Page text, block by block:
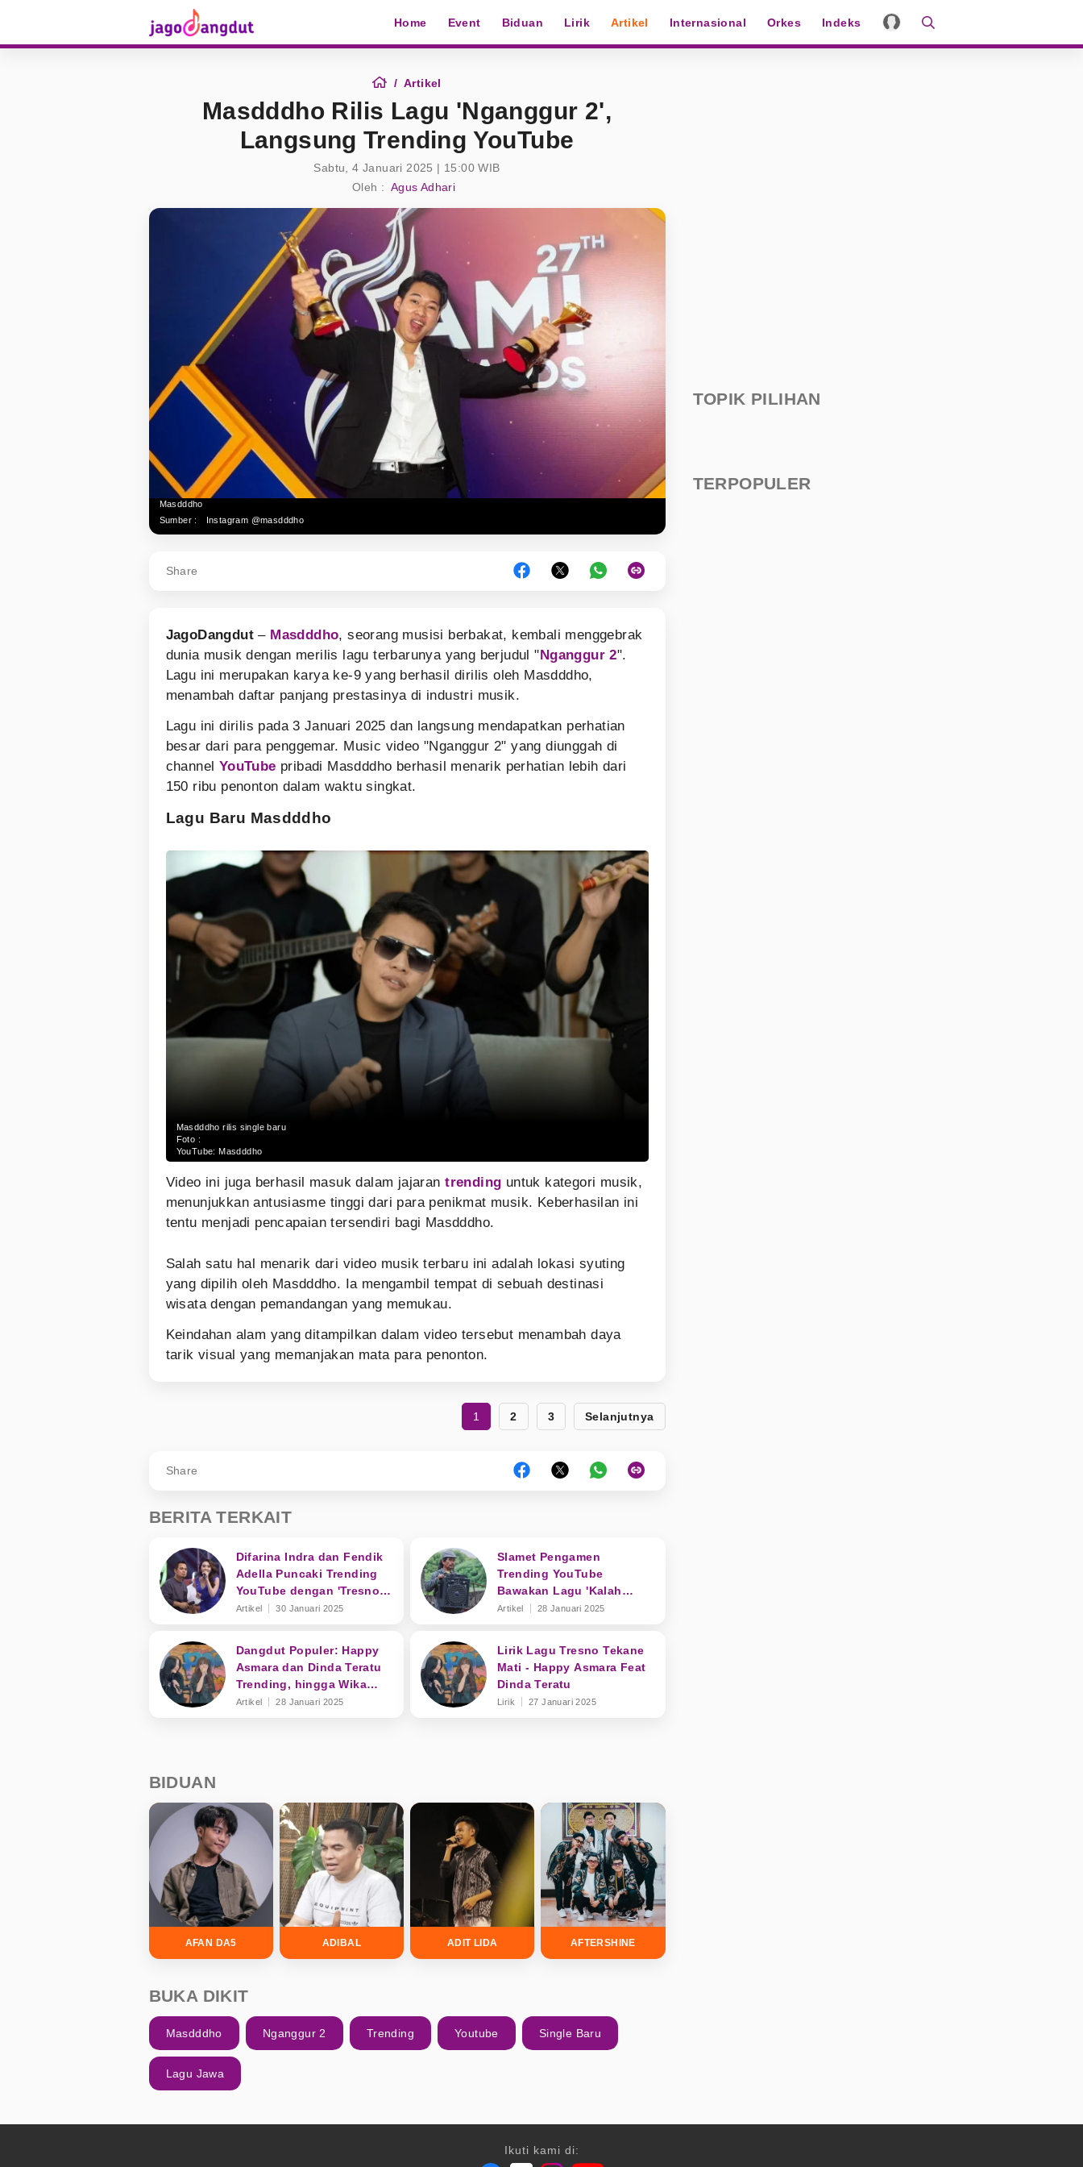
Home Event Biduan Lirik Artikel Internasional Orkes Indeks
Artikel
Masdddho Rilis Lagu 'Nganggur 2',
Langsung Trending YouTube
Sabtu, 4 Januari 2025 | 15:00 WIB
Oleh : Agus Adhari
Masdddho
Sumber :
Instagram @masdddho
Share
JagoDangdut– Masdddho, seorang musisi berbakat, kembali menggebrak
dunia musik dengan merilis lagu terbarunya yang berjudul "Nganggur 2".
Lagu ini merupakan karya ke-9 yang berhasil dirilis oleh Masdddho,
menambah daftar panjang prestasinya di industri musik.
Lagu ini dirilis pada 3 Januari 2025 dan langsung mendapatkan perhatian
besar dari para penggemar. Music video "Nganggur 2" yang diunggah di
channel YouTube pribadi Masdddho berhasil menarik perhatian lebih dari
150 ribu penonton dalam waktu singkat.
Lagu Baru Masdddho
Masdddho rilis single baru
Foto :
YouTube: Masdddho
Video ini juga berhasil masuk dalam jajarantrending untuk kategori musik,
menunjukkan antusiasme tinggi dari para penikmat musik. Keberhasilan ini
tentu menjadi pencapaian tersendiri bagi Masdddho.
Salah satu hal menarik dari video musik terbaru ini adalah lokasi syuting
yang dipilih oleh Masdddho. Ia mengambil tempat di sebuah destinasi
wisata dengan pemandangan yang memukau.
Keindahan alam yang ditampilkan dalam video tersebut menambah daya
tarik visual yang memanjakan mata para penonton.
1 2 3 Selanjutnya
Share
BERITA TERKAIT
Difarina Indra dan Fendik
Adella Puncaki Trending
YouTube dengan 'Tresno
Tekan Mati'
Artikel 30 Januari 2025
Slamet Pengamen
Trending YouTube
Bawakan Lagu 'Kalah
Weton'
Artikel 28 Januari 2025
Dangdut Populer: Happy
Asmara dan Dinda Teratu
Trending, hingga Wika
Salim Kena Mental
Artikel 28 Januari 2025
Lirik Lagu Tresno Tekane
Mati - Happy Asmara Feat
Dinda Teratu
Lirik 27 Januari 2025
BIDUAN
AFAN DA5 ADIBAL ADIT LIDA AFTERSHINE
BUKA DIKIT
Masdddho Nganggur 2 Trending Youtube Single Baru
Lagu Jawa
TOPIK PILIHAN
TERPOPULER
Ikuti kami di: